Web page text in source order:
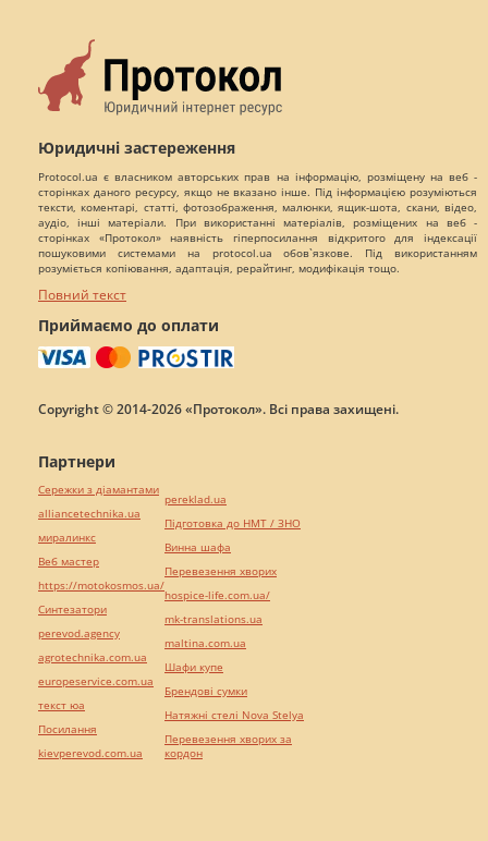
Юридичні застереження
Protocol.ua є власником авторських прав на інформацію, розміщену на веб -
сторінках даного ресурсу, якщо не вказано інше. Під інформацією розуміються
тексти, коментарі, статті, фотозображення, малюнки, ящик-шота, скани, відео,
аудіо, інші матеріали. При використанні матеріалів, розміщених на веб -
сторінках «Протокол» наявність гіперпосилання відкритого для індексації
пошуковими системами на protocol.ua обов`язкове. Під використанням
розуміється копіювання, адаптація, рерайтинг, модифікація тощо.
Повний текст
Приймаємо до оплати
Copyright © 2014-2026 «Протокол». Всі права захищені.
Партнери
Сережки з діамантами
alliancetechnika.ua
миралинкс
Веб мастер
https://motokosmos.ua/
Синтезатори
perevod.agency
agrotechnika.com.ua
europeservice.com.ua
текст юа
Посилання
kievperevod.com.ua
pereklad.ua
Підготовка до НМТ / ЗНО
Винна шафа
Перевезення хворих
hospice-life.com.ua/
mk-translations.ua
maltina.com.ua
Шафи купе
Брендові сумки
Натяжні стелі Nova Stelya
Перевезення хворих за
кордон